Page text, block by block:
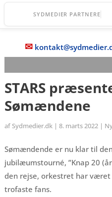
SYDMEDIER PARTNERE
✉
STARS
Sømændene
af Sydmedier.dk| 8. marts 2022|
Sømændende er nu klar til
jubilæumstourné, ”Knap 20
den rejse, orkestret har været
trofaste fans.